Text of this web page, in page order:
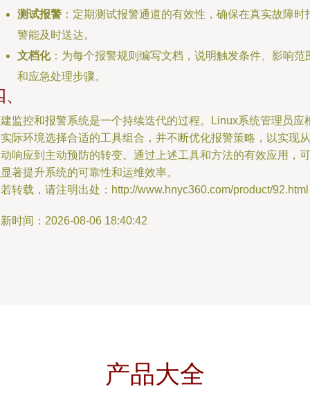
测试报警 ：定期测试报警通道的有效性，确保在真实故障时
警能及时送达。
文档化：为每个报警规则编写文档，说明触发条件、影响范
和应急处理步骤。
监控和报警系统是一个持续迭代的过程。Linux系统管理员应
际环境选择合适的工具组合，并不断优化报警策略，以实现从
响应到主动预防的转变。通过上述工具和方法的有效应用，可
著提升系统的可靠性和运维效率。
转载，请注明出处：http://www.hnyc360.com/product/92.html
时间：2026-08-06 18:40:42
产品大全